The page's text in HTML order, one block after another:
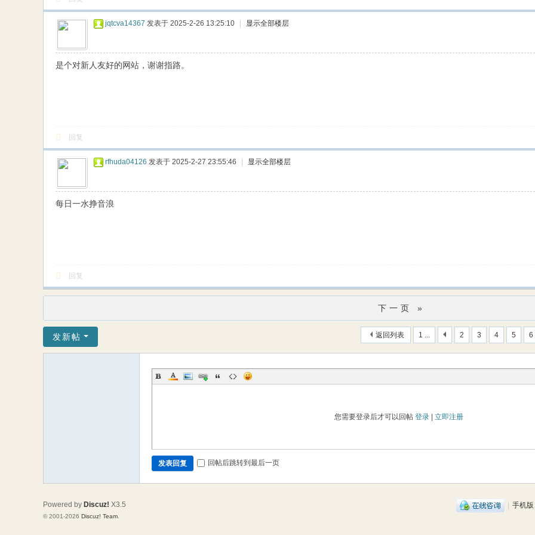
jqtcva14367 发表于 2025-2-26 13:25:10 显示全部楼层
是个对新人友好的网站，谢谢指路。
回复
rfhuda04126 发表于 2025-2-27 23:55:46 显示全部楼层
每日一水挣音浪
回复
下一页 »
1 ... 2 3 4 5 6
返回列表
发新帖
您需要登录后才可以回帖 登录| 立即注册
发表回复 回帖后跳转到最后一页
| 手机版
Powered by Discuz! X3.5
© 2001-2026 Discuz! Team